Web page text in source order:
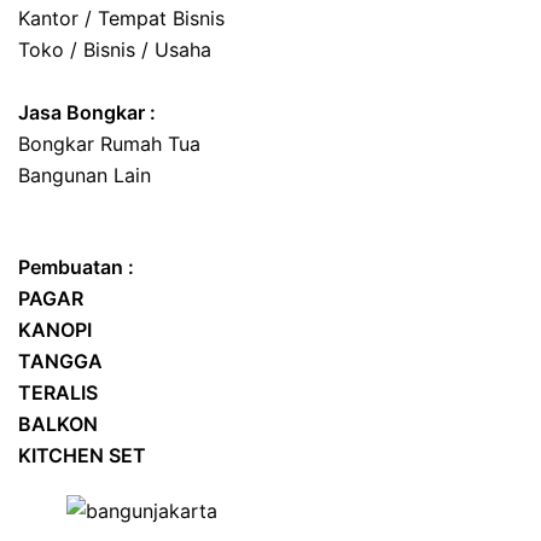
Kantor / Tempat Bisnis
Toko / Bisnis / Usaha
Jasa Bongkar :
Bongkar Rumah Tua
Bangunan Lain
Pembuatan :
PAGAR
KANOPI
TANGGA
TERALIS
BALKON
KITCHEN SET